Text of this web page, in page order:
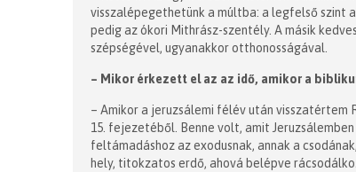
visszalépegethetünk a múltba: a legfelső szint
pedig az ókori Mithrász-szentély. A másik
szépségével, ugyanakkor otthonosságával.
– Mikor érkezett el az az idő, amikor a
– Amikor a jeruzsálemi félév után visszatértem
15. fejezetéből. Benne volt, amit
feltámadáshoz az exodusnak, annak a
hely, titokzatos erdő, ahová belépve